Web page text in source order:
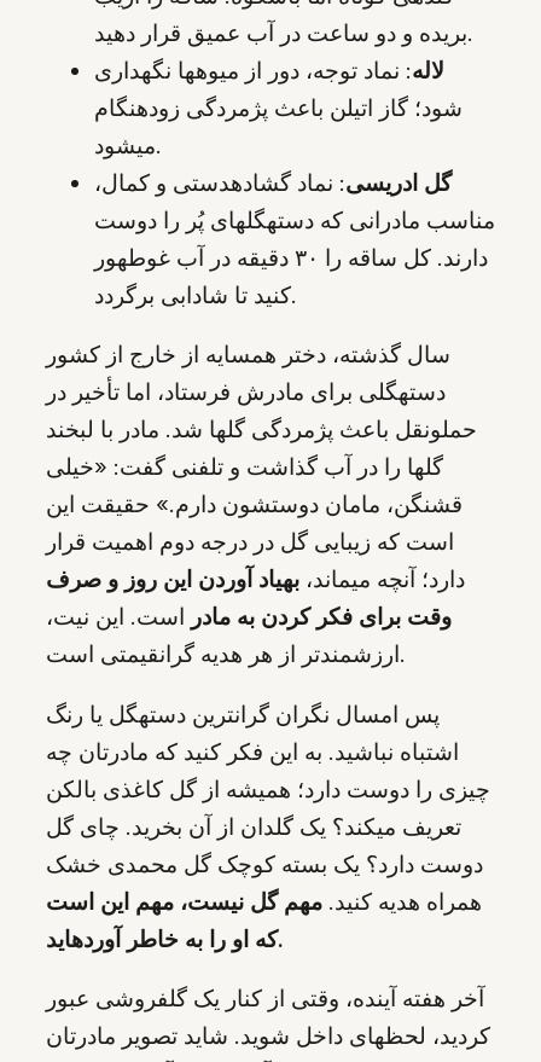
بریده و دو ساعت در آب عمیق قرار دهید.
لاله: نماد توجه، دور از میوهها نگهداری
شود؛ گاز اتیلن باعث پژمردگی زودهنگام
میشود.
گل ادریسی: نماد گشادهدستی و کمال،
مناسب مادرانی که دستهگلهای پُر را دوست
دارند. کل ساقه را ۳۰ دقیقه در آب غوطهور
کنید تا شادابی برگردد.
سال گذشته، دختر همسایه از خارج از کشور
دستهگلی برای مادرش فرستاد، اما تأخیر در
حملونقل باعث پژمردگی گلها شد. مادر با لبخند
گلها را در آب گذاشت و تلفنی گفت: «خیلی
قشنگن، مامان دوستشون دارم.» حقیقت این
است که زیبایی گل در درجه دوم اهمیت قرار
دارد؛ آنچه میماند، بهیاد آوردن این روز و صرف
وقت برای فکر کردن به مادر است. این نیت،
ارزشمندتر از هر هدیه گرانقیمتی است.
پس امسال نگران گرانترین دستهگل یا رنگ
اشتباه نباشید. به این فکر کنید که مادرتان چه
چیزی را دوست دارد؛ همیشه از گل کاغذی بالکن
تعریف میکند؟ یک گلدان از آن بخرید. چای گل
دوست دارد؟ یک بسته کوچک گل محمدی خشک
همراه هدیه کنید. مهم گل نیست، مهم این است
که او را به خاطر آوردهاید.
آخر هفته آینده، وقتی از کنار یک گلفروشی عبور
کردید، لحظهای داخل شوید. شاید تصویر مادرتان